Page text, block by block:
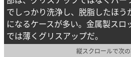
でしっかり洗浄し、脱脂したほう
になるケースが多い。金属製スロ
では薄くグリスアップだ。
縦スクロールで次